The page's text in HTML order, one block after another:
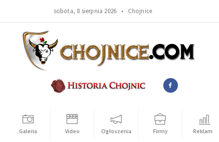
sobota, 8 sierpnia 2026 • Chojnice
Galeria Video Ogłoszenia Firmy Reklama